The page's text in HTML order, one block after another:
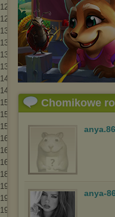
12
12
13
13
13
13
14
14
15
15
15
16
16
16
18
19
19
19
Chomikowe
anya.86
anya-